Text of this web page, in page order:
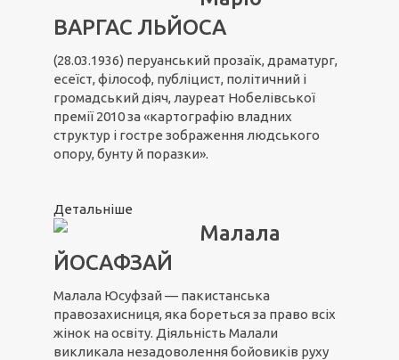
ВАРГАС ЛЬЙОСА
(28.03.1936) перуанський прозаїк, драматург,
есеїст, філософ, публіцист, політичний і
громадський діяч, лауреат Нобелівської
премії 2010 за «картографію владних
структур і гостре зображення людського
опору, бунту й поразки».
Детальніше
Малала
ЙОСАФЗАЙ
Малала Юсуфзай — пакистанська
правозахисниця, яка бореться за право всіх
жінок на освіту. Діяльність Малали
викликала незадоволення бойовиків руху